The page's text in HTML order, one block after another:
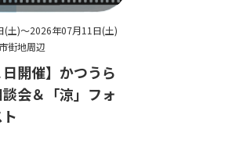
(土)～2026年07月11日(土)
街地周辺
日開催】かつうら
会＆「涼」フォ